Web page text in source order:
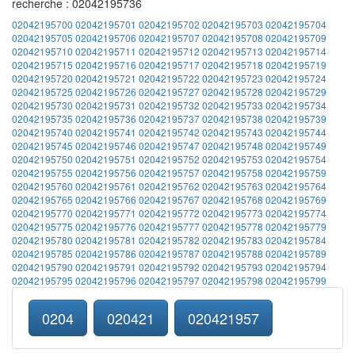
recherche : 02042195736
02042195700 02042195701 02042195702 02042195703 02042195704
02042195705 02042195706 0204219570702042195708 02042195709
02042195710 02042195711 02042195712 02042195713 02042195714
02042195715 02042195716 0204219571702042195718 02042195719
02042195720 02042195721 02042195722 02042195723 02042195724
02042195725 02042195726 0204219572702042195728 02042195729
02042195730 02042195731 02042195732 02042195733 02042195734
02042195735 02042195736 0204219573702042195738 02042195739
02042195740 02042195741 02042195742 02042195743 02042195744
02042195745 02042195746 0204219574702042195748 02042195749
02042195750 02042195751 02042195752 02042195753 02042195754
02042195755 02042195756 0204219575702042195758 02042195759
02042195760 02042195761 02042195762 02042195763 02042195764
02042195765 02042195766 0204219576702042195768 02042195769
02042195770 02042195771 02042195772 02042195773 02042195774
02042195775 02042195776 0204219577702042195778 02042195779
02042195780 02042195781 02042195782 02042195783 02042195784
02042195785 02042195786 0204219578702042195788 02042195789
02042195790 02042195791 02042195792 02042195793 02042195794
02042195795 02042195796 0204219579702042195798 02042195799
0204 020421 020421957